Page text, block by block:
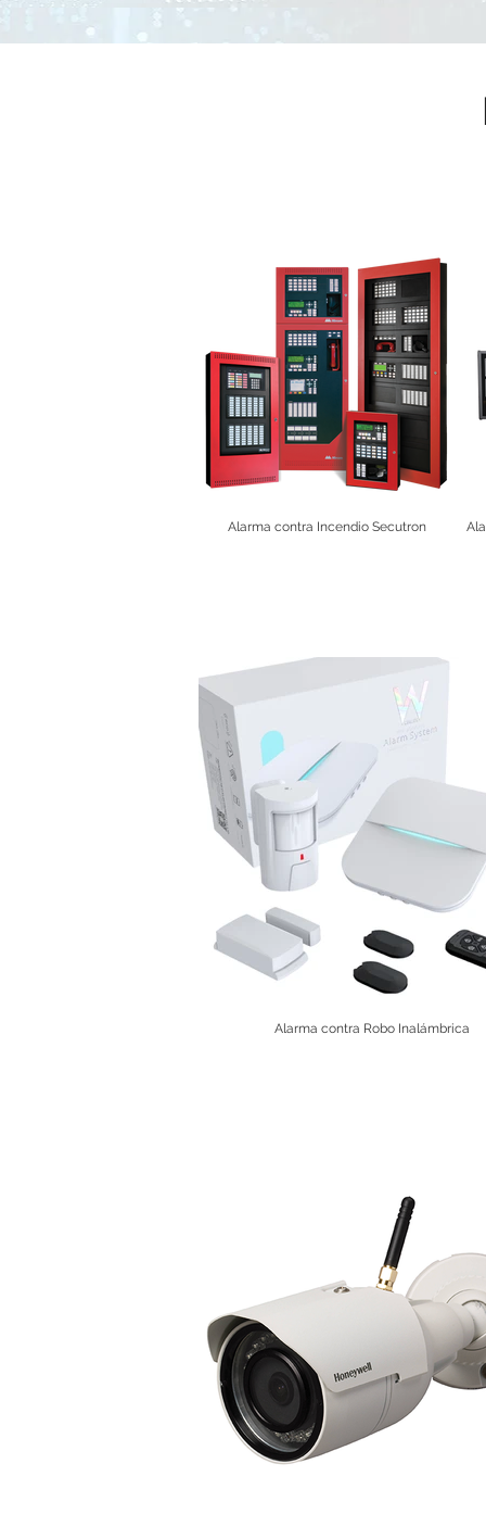
Alarma contra Incendio Secutron
Alarma contra Robo Inalámbrica